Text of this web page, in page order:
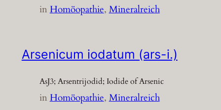
inHomöopathie, Mineralreich
Arsenicum iodatum (ars-i.)
AsJ3; Arsentrijodid; Iodide of Arsenic
inHomöopathie, Mineralreich